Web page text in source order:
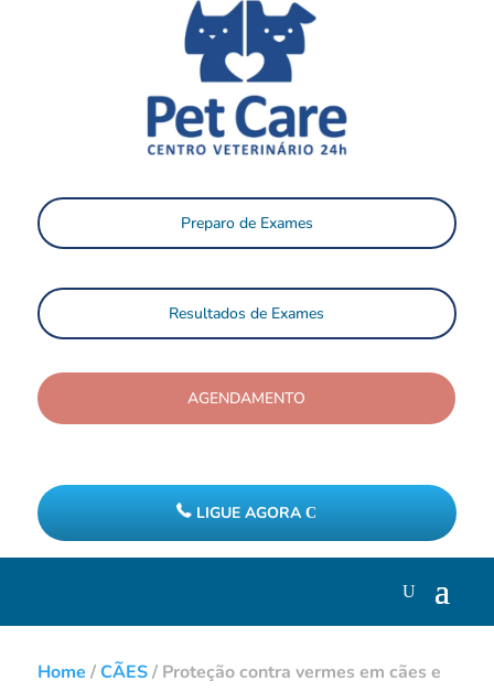
Preparo de Exames
Resultados de Exames
AGENDAMENTO
LIGUE AGORA
Home /CÃES/ Proteção contra vermes em cães e